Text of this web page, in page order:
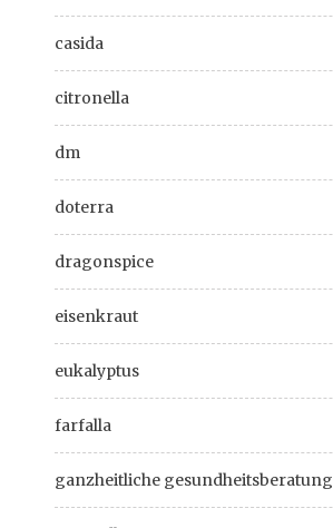
casida
citronella
dm
doterra
dragonspice
eisenkraut
eukalyptus
farfalla
ganzheitliche gesundheitsberatung